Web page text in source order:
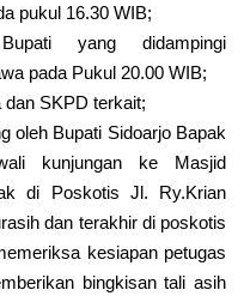
pukul 16.30 WIB;
yang didampingi
pada Pukul 20.00 WIB;
dan SKPD terkait;
oleh Bupati Sidoarjo Bapak
kunjungan ke Masjid
di Poskotis Jl. Ry.Krian
dan terakhir di poskotis
kesiapan petugas
bingkisan tali asih